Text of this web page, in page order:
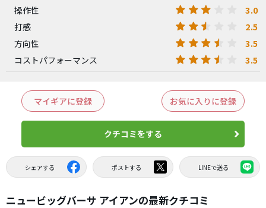
操作性 3.0
打感 2.5
方向性 3.5
コストパフォーマンス 3.5
マイギアに登録 お気に入りに登録
クチコミをする
シェアする ポストする LINEで送る
ニュービッグバーサ アイアンの最新クチコミ